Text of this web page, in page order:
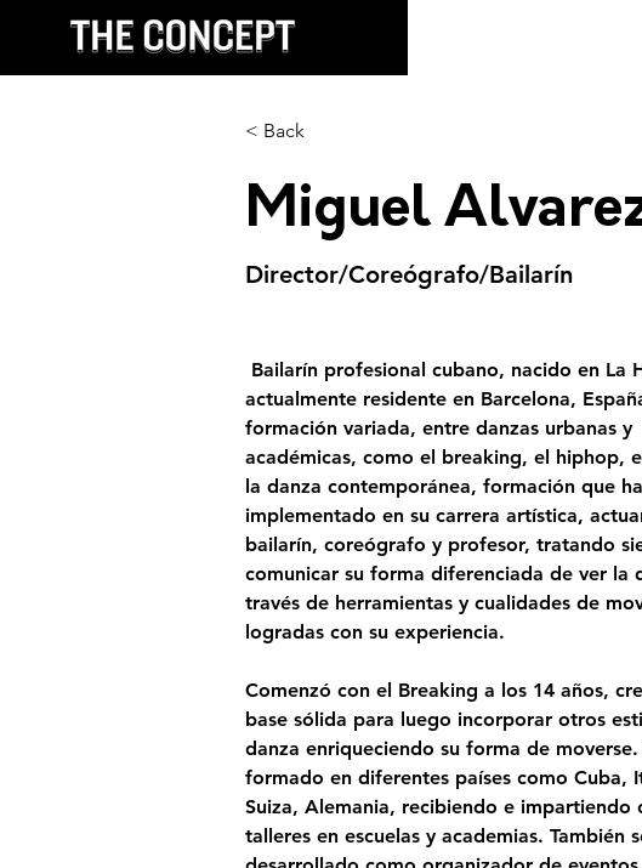
< Back
Miguel
Director/Coreógrafo/Bailarín
Bailarín profesional cubano, nacido en La
actualmente residente en Barcelona,
formación variada, entre danzas urbanas y
académicas, como el breaking, el hiphop,
la danza contemporánea, formación que ha
implementado en su carrera artística,
bailarín, coreógrafo y profesor, tratando
comunicar su forma diferenciada de ver la
través de herramientas y cualidades de
logradas con su experiencia.
Comenzó con el Breaking a los 14 años,
base sólida para luego incorporar otros
danza enriqueciendo su forma de moverse.
formado en diferentes países como Cuba,
Suiza, Alemania, recibiendo e impartiendo
talleres en escuelas y academias. También